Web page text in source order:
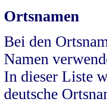
Ortsnamen
Bei den
Namen
In dieser Liste
deutsche